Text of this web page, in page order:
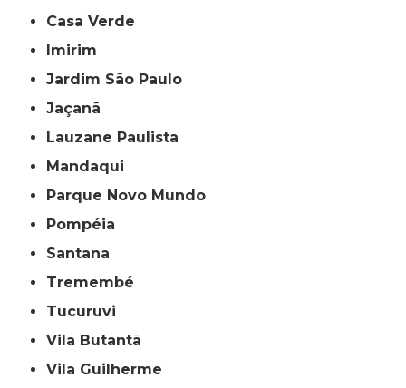
Casa Verde
Imirim
Jardim São Paulo
Jaçanã
Lauzane Paulista
Mandaqui
Parque Novo Mundo
Pompéia
Santana
Tremembé
Tucuruvi
Vila Butantã
Vila Guilherme